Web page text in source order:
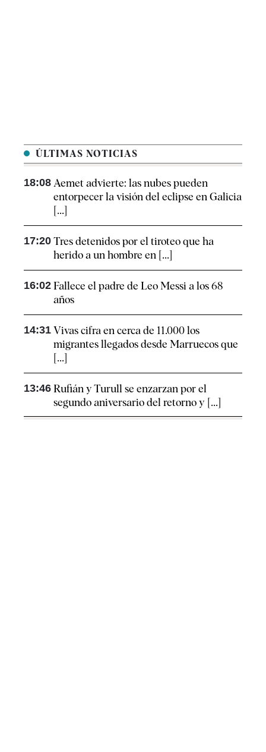
ÚLTIMAS NOTICIAS
18:08 Aemet advierte: las nubes pueden
entorpecer la visión del eclipse en Galicia
[...]
17:20 Tres detenidos por el tiroteo que ha
herido a un hombre en [...]
16:02 Fallece el padre de Leo Messi a los 68
años
14:31 Vivas cifra en cerca de 11.000 los
migrantes llegados desde Marruecos que
[...]
13:46 Rufián y Turull se enzarzan por el
segundo aniversario del retorno y [...]